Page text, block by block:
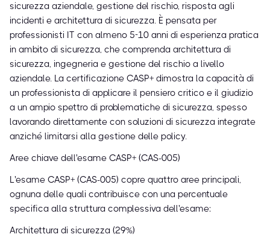
sicurezza aziendale, gestione del rischio, risposta agli
incidenti e architettura di sicurezza. È pensata per
professionisti IT con almeno 5-10 anni di esperienza pratica
in ambito di sicurezza, che comprenda architettura di
sicurezza, ingegneria e gestione del rischio a livello
aziendale. La certificazione CASP+ dimostra la capacità di
un professionista di applicare il pensiero critico e il giudizio
a un ampio spettro di problematiche di sicurezza, spesso
lavorando direttamente con soluzioni di sicurezza integrate
anziché limitarsi alla gestione delle policy.
Aree chiave dell'esame CASP+ (CAS-005)
L'esame CASP+ (CAS-005) copre quattro aree principali,
ognuna delle quali contribuisce con una percentuale
specifica alla struttura complessiva dell'esame:
Architettura di sicurezza (29%)